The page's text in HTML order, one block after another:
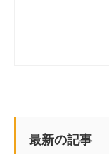
最新の記事